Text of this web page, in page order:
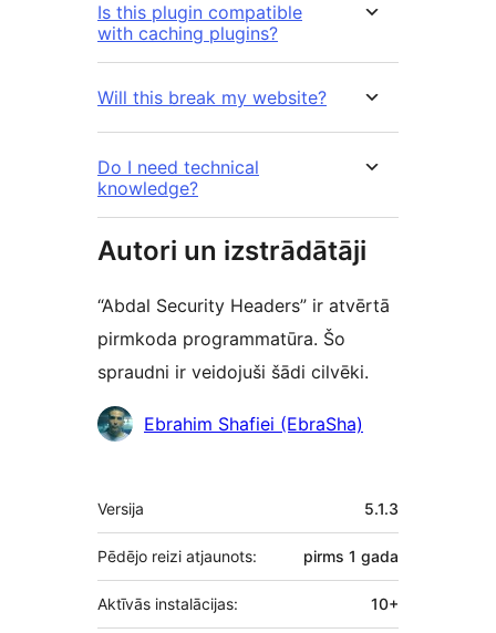
Is this plugin compatible
with caching plugins?
Will this break my website?
Do I need technical
knowledge?
Autori un izstrādātāji
“Abdal Security Headers” ir atvērtā
pirmkoda programmatūra. Šo
spraudni ir veidojuši šādi cilvēki.
Līdzdalībnieki
Ebrahim Shafiei (EbraSha)
Meta
Versija 5.1.3
Pēdējo reizi atjaunots: pirms 1 gada
Aktīvās instalācijas: 10+